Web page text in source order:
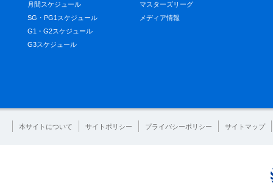
月間スケジュール
SG・PG1スケジュール
G1・G2スケジュール
G3スケジュール
マスターズリーグ
メディア情報
本サイトについて サイトポリシー プライバシーポリシー サイトマップ